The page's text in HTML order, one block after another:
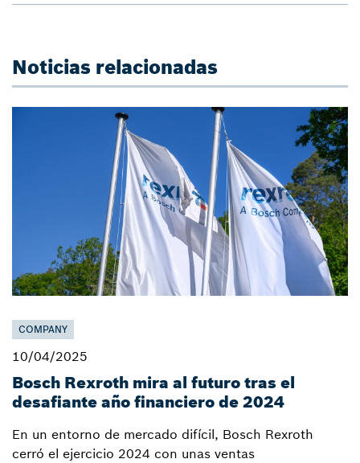
Noticias relacionadas
COMPANY
10/04/2025
Bosch Rexroth mira al futuro tras el
desafiante año financiero de 2024
En un entorno de mercado difícil, Bosch Rexroth
cerró el ejercicio 2024 con unas ventas